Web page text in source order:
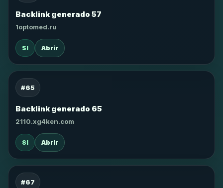
Backlink generado 57
1optomed.ru
SI Abrir
#65
Backlink generado 65
2110.xg4ken.com
SI Abrir
#67